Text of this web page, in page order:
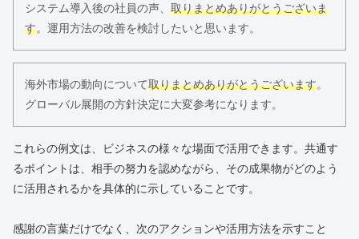
システム導入後の社員の声、 取りまとめありがとうございま
す。運用方法の改善を検討したいと思います。
海外市場の動向について取りまとめありがとうございます。
グローバル展開の方針決定に大変参考になります。
これらの例文は、ビジネスの様々な場面で活用できます。共通す
るポイントは、相手の努力を認めながら、その成果物がどのよう
に活用されるかを具体的に示していることです。
感謝の言葉だけでなく、次のアクションや活用方法を示すこと